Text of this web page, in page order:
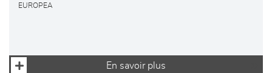
EUROPEA
En savoir plus